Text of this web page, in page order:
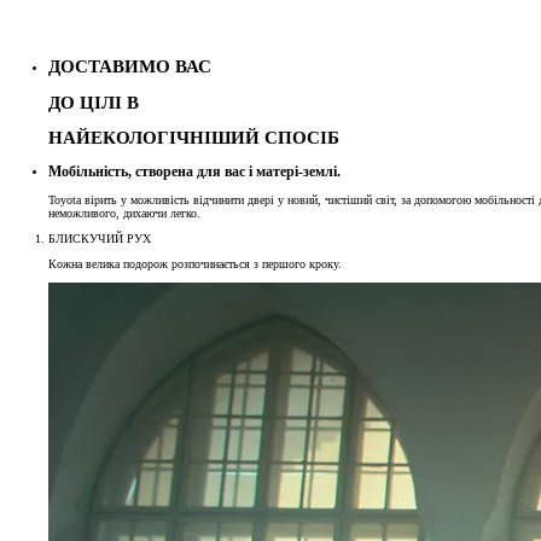
Від
не бути остаточною і підлягає уточненню у відповідного дилерського центру
ДОСТАВИМО ВАС
ДО ЦІЛІ В
НАЙЕКОЛОГІЧНІШИЙ СПОСІБ
Мобільність, створена для вас і матері-землі.
Toyota вірить у можливість відчинити двері у новий, чистіший світ, за допомогою
неможливого, дихаючи легко.
БЛИСКУЧИЙ РУХ
Кожна велика подорож розпочинається з першого кроку.